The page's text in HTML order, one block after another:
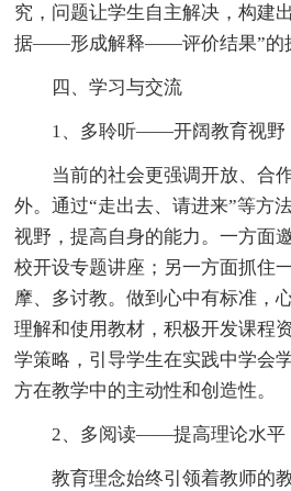
究，问题让学生自主解决，构
据——形成解释——评价结果”的
四、学习与交流
1、多聆听——开阔教育视野
当前的社会更强调开放、合作
外。通过“走出去、请进来”等方
视野，提高自身的能力。一方面
校开设专题讲座；另一方面抓住
摩、多讨教。做到心中有标准，
理解和使用教材，积极开发课程
学策略，引导学生在实践中学会
方在教学中的主动性和创造性。
2、多阅读——提高理论水平
教育理念始终引领着教师的教